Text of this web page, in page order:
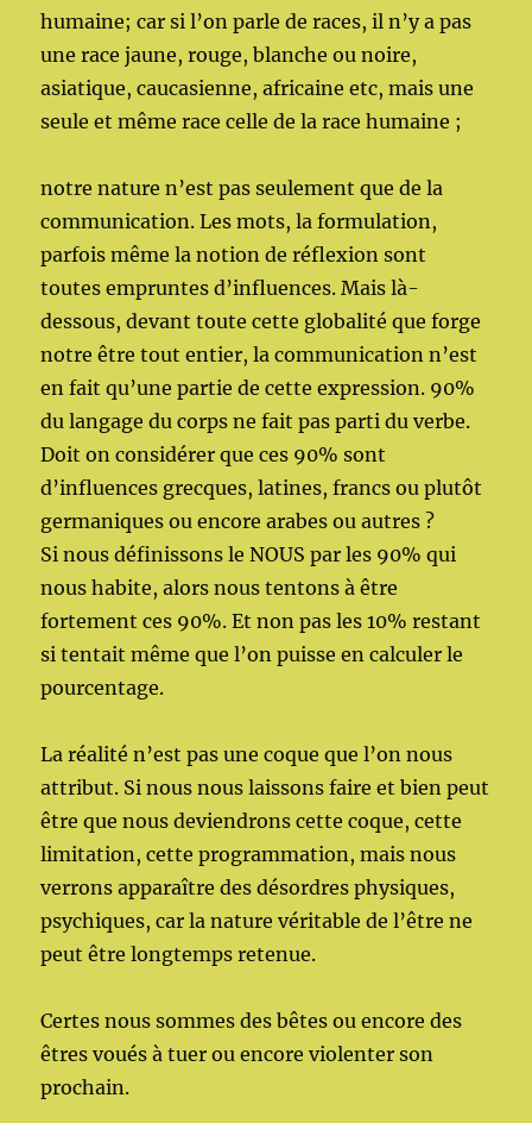
humaine; car si l’on parle de races, il n’y a pas
une race jaune, rouge, blanche ou noire,
asiatique, caucasienne, africaine etc, mais une
seule et même race celle de la race humaine ;
notre nature n’est pas seulement que de la
communication. Les mots, la formulation,
parfois même la notion de réflexion sont
toutes empruntes d’influences. Mais là-
dessous, devant toute cette globalité que forge
notre être tout entier, la communication n’est
en fait qu’une partie de cette expression. 90%
du langage du corps ne fait pas parti du verbe.
Doit on considérer que ces 90% sont
d’influences grecques, latines, francs ou plutôt
germaniques ou encore arabes ou autres ?
Si nous définissons le NOUS par les 90% qui
nous habite, alors nous tentons à être
fortement ces 90%. Et non pas les 10% restant
si tentait même que l’on puisse en calculer le
pourcentage.
La réalité n’est pas une coque que l’on nous
attribut. Si nous nous laissons faire et bien peut
être que nous deviendrons cette coque, cette
limitation, cette programmation, mais nous
verrons apparaître des désordres physiques,
psychiques, car la nature véritable de l’être ne
peut être longtemps retenue.
Certes nous sommes des bêtes ou encore des
êtres voués à tuer ou encore violenter son
prochain.